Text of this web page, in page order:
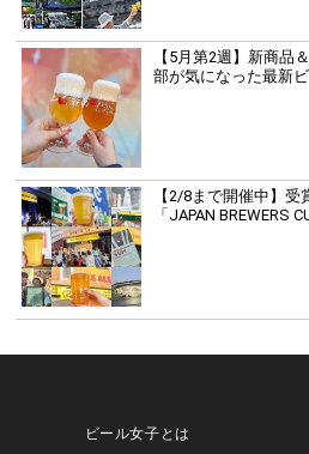
【5月第2週】新商品
部が気になった最新ビ
【2/8まで開催中】受
「JAPAN BREWERS
ビール女子とは